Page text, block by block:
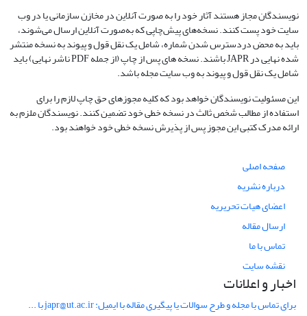
نویسندگان مجاز هستند آثار خود را به صورت آنلاین در مخازن سازمانی یا در وب
سایت خود پست کنند. نسخه‌های پیش‌چاپی که به‌صورت آنلاین ارسال می‌شوند،
باید به محض دردسترس شدن شماره، شامل یک نقل قول و پیوند به نسخه منتشر
شده نهایی در JAPR باشند. نسخه های پس از چاپ (از جمله PDF ناشر نهایی) باید
شامل یک نقل قول و پیوند به وب سایت مجله باشد.
این مسئولیت نویسندگان خواهد بود که کلیه مجوزهای حق چاپ لازم را برای
استفاده از مطالب شخص ثالث در نسخه خطی خود تضمین کنند. نویسندگان ملزم به
ارائه مدرک کتبی این مجوز پس از پذیرش نسخه خطی خود خواهند بود.
صفحه اصلی
درباره نشریه
اعضای هیات تحریریه
ارسال مقاله
تماس با ما
نقشه سایت
اخبار و اعلانات
برای تماس با مجله و طرح سوالات یا پیگیری مقاله با ایمیل: japr@ut.ac.ir با ...